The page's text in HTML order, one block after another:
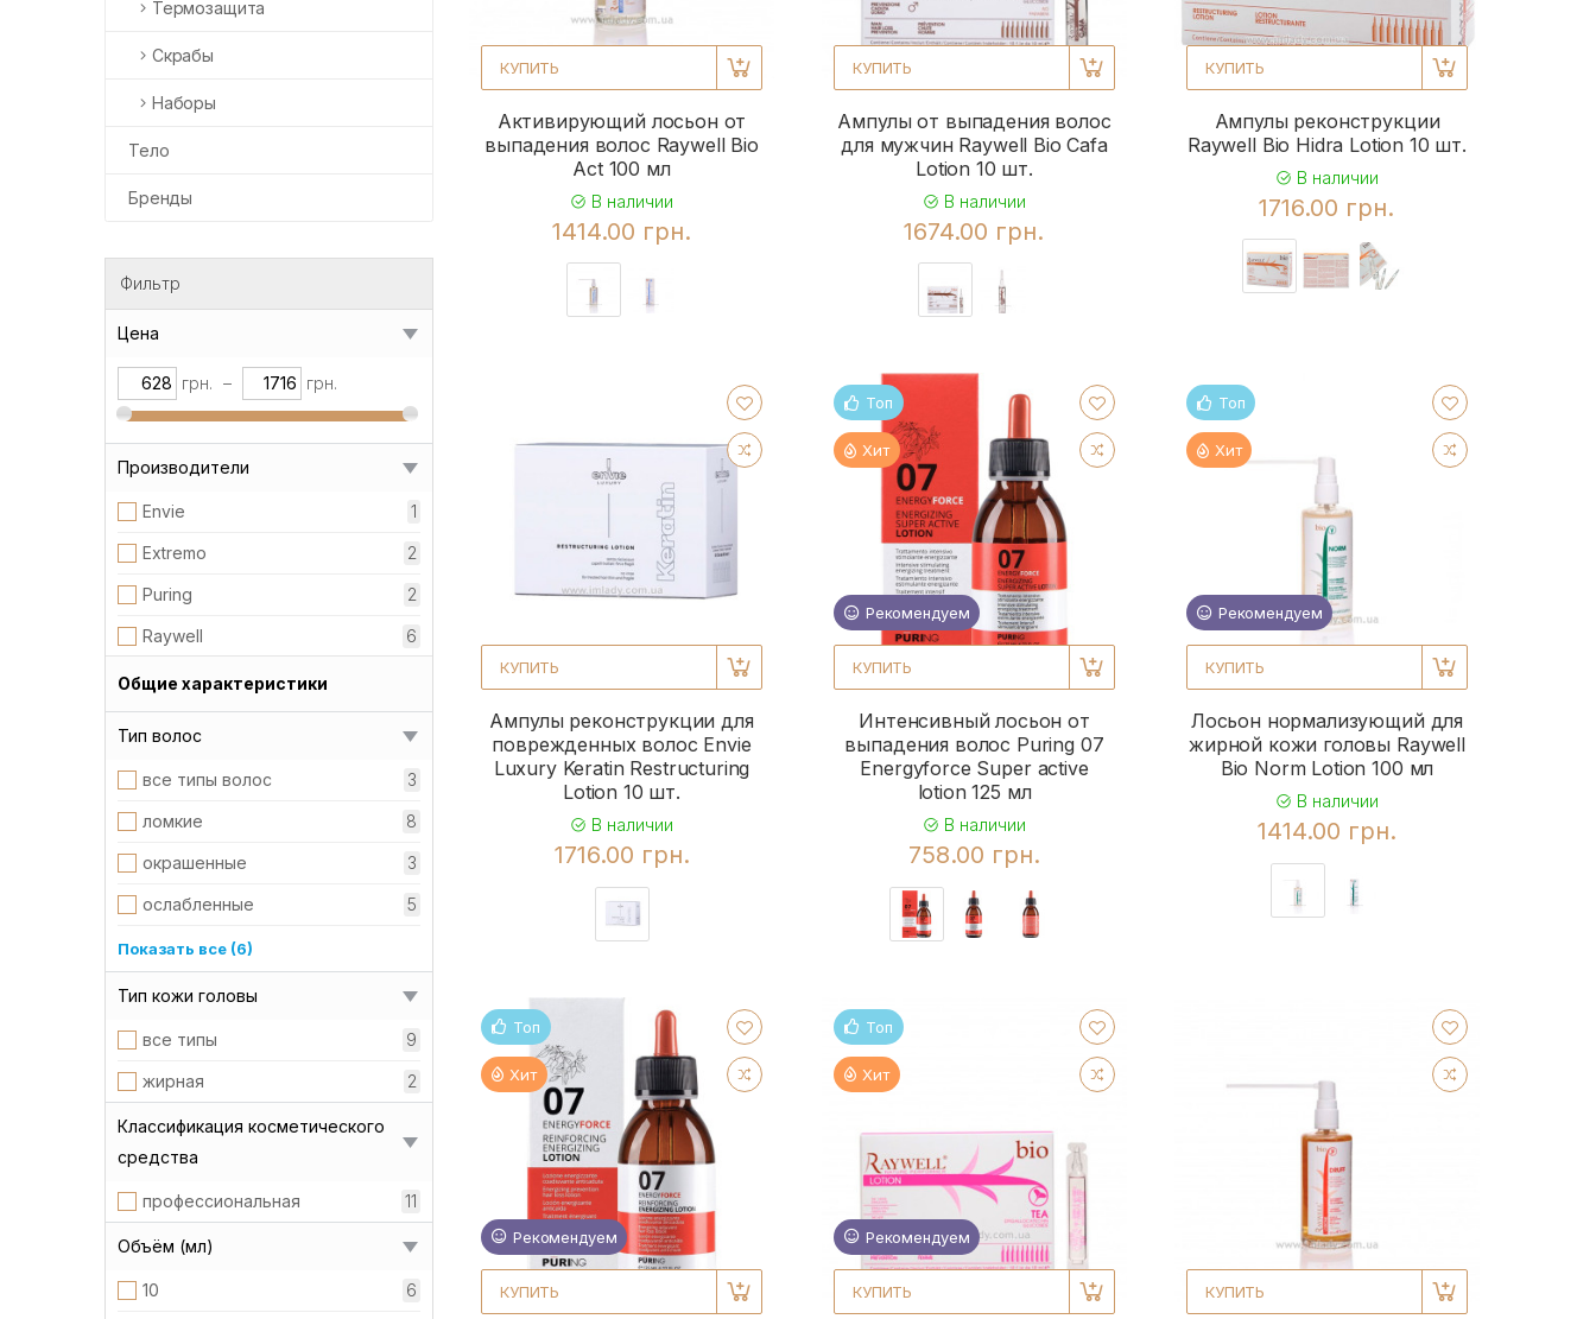
Термозащита
Скрабы
Наборы
Тело
Бренды
Фильтр
Цена
грн. – грн.
Производители
Envie 1
Extremo 2
Puring 2
Raywell 6
Общие характеристики
Тип волос
все типы волос 3
ломкие 8
окрашенные 3
ослабленные 5
поврежденные
1
3
5
тонкие 1
Показать все (6)
Тип кожи головы
все типы 9
жирная 2
Классификация косметического
средства
профессиональная 11
Объём (мл)
10 6
КУПИТЬ
Активирующий лосьон от
выпадения волос Raywell Bio
Act 100 мл
В наличии
1414.00 грн.
КУПИТЬ
Ампулы от выпадения волос
для мужчин Raywell Bio Cafa
Lotion 10 шт.
В наличии
1674.00 грн.
КУПИТЬ
Ампулы реконструкции
Raywell Bio Hidra Lotion 10 шт.
В наличии
1716.00 грн.
КУПИТЬ
Ампулы реконструкции для
поврежденных волос Envie
Luxury Keratin Restructuring
Lotion 10 шт.
В наличии
1716.00 грн.
Топ
Хит
Рекомендуем
КУПИТЬ
Интенсивный лосьон от
выпадения волос Puring 07
Energyforce Super active
lotion 125 мл
В наличии
758.00 грн.
Топ
Хит
Рекомендуем
КУПИТЬ
Лосьон нормализующий для
жирной кожи головы Raywell
Bio Norm Lotion 100 мл
В наличии
1414.00 грн.
Топ
Хит
Рекомендуем
КУПИТЬ
Топ
Хит
Рекомендуем
КУПИТЬ КУПИТЬ